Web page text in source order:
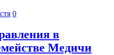
0
в
Медичи